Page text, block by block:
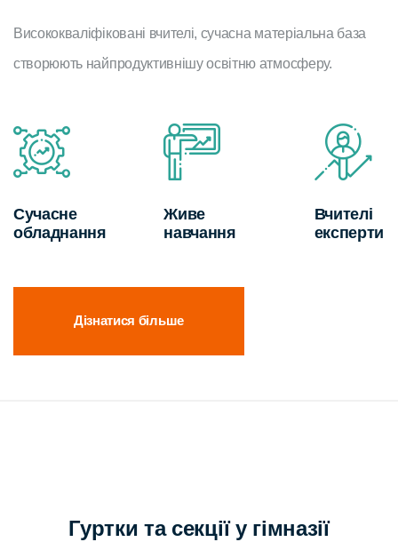
Висококваліфіковані вчителі, сучасна матеріальна база
створюють найпродуктивнішу освітню атмосферу.
Сучасне
обладнання
Живе
навчання
Вчителі
експерти
Дізнатися більше
Гуртки та секції у гімназії